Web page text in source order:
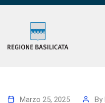
Marzo 25, 2025 By